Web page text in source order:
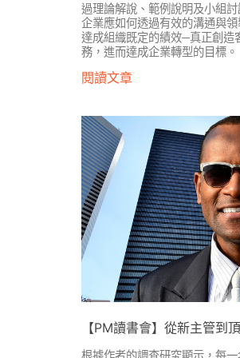
過理論解說、範例說明及小組
企業應如何透過有效的溝通與
達成組織既定的績效─真正創造
務，進而達成企業轉型的目標。
閱讀文章
【PM讀書會】從新主管到